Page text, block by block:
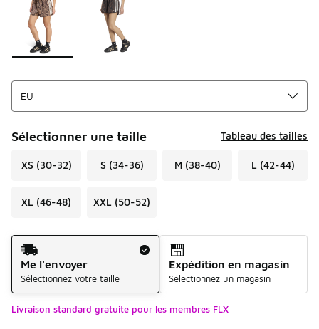
Sélectionner une taille Tableau des tailles
XS (30-32) S (34-36) M (38-40) L (42-44)
XL (46-48) XXL (50-52)
Mode d'expédition
Me l'envoyer
Sélectionnez votre taille
Expédition en magasin
Sélectionnez un magasin
Livraison standard gratuite pour les membres FLX